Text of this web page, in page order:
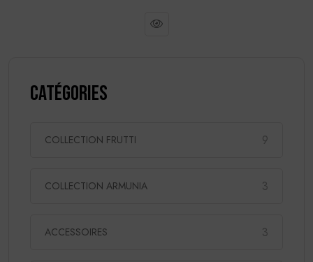
Catégories
COLLECTION FRUTTI 9
COLLECTION ARMUNIA 3
ACCESSOIRES 3